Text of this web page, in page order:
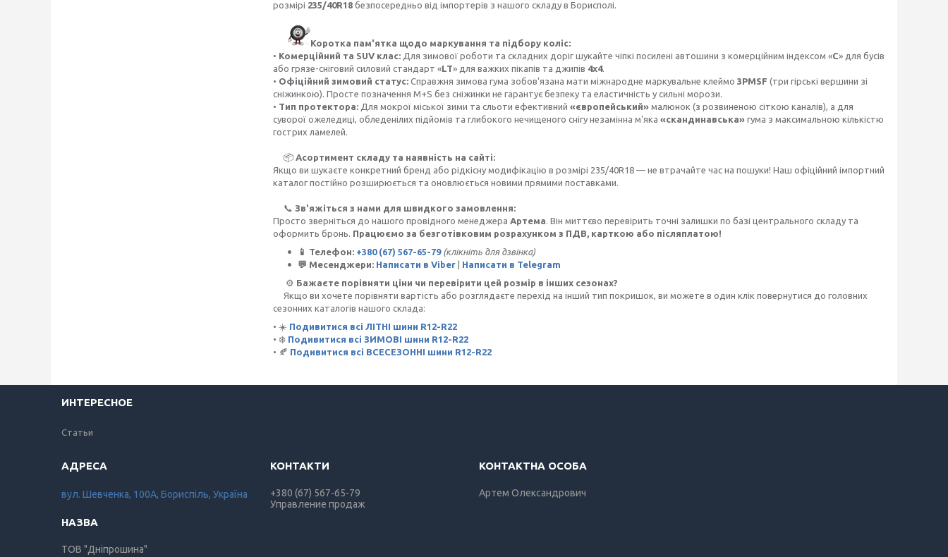
розмірі 235/40R18 безпосередньо від імпортерів з нашого складу в Борисполі.
Коротка пам'ятка щодо маркування та підбору коліс:
• Комерційний та SUV клас: Для зимової роботи та складних доріг шукайте чіпкі посилені автошини з комерційним індексом «С» для бусів
або грязе-сніговий силовий стандарт «LT» для важких пікапів та джипів 4х4.
• Офіційний зимовий статус: Справжня зимова гума зобов'язана мати міжнародне маркувальне клеймо 3PMSF (три гірські вершини зі
сніжинкою). Просте позначення M+S без сніжинки не гарантує безпеку та еластичність у сильні морози.
• Тип протектора: Для мокрої міської зими та сльоти ефективний «європейський» малюнок (з розвиненою сіткою каналів), а для
суворої ожеледиці, обледенілих підйомів та глибокого нечищеного снігу незамінна м'яка «скандинавська» гума з максимальною кількістю
гострих ламелей.
📦 Асортимент складу та наявність на сайті:
Якщо ви шукаєте конкретний бренд або рідкісну модифікацію в розмірі 235/40R18 — не втрачайте час на пошуки! Наш офіційний імпортний
каталог постійно розширюється та оновлюється новими прямими поставками.
📞 Зв'яжіться з нами для швидкого замовлення:
Просто зверніться до нашого провідного менеджера Артема . Він миттєво перевірить точні залишки по базі центрального складу та
оформить бронь. Працюємо за безготівковим розрахунком з ПДВ, карткою або післяплатою!
📱 Телефон: +380 (67) 567-65-79 (клікніть для дзвінка)
💬 Месенджери: Написати в Viber | Написати в Telegram
⚙️ Бажаєте порівняти ціни чи перевірити цей розмір в інших сезонах?
Якщо ви хочете порівняти вартість або розглядаєте перехід на інший тип покришок, ви можете в один клік повернутися до головних
сезонних каталогів нашого склада:
• ☀️ Подивитися всі ЛІТНІ шини R12-R22
• ❄️ Подивитися всі ЗИМОВІ шини R12-R22
• 🍂 Подивитися всі ВСЕСЕЗОННІ шини R12-R22
ИНТЕРЕСНОЕ
Статьи
вул. Шевченка, 100А, Бориспіль, Україна
ТОВ "Дніпрошина"
+380 (67) 567-65-79
Управление продаж
Артем Олександрович